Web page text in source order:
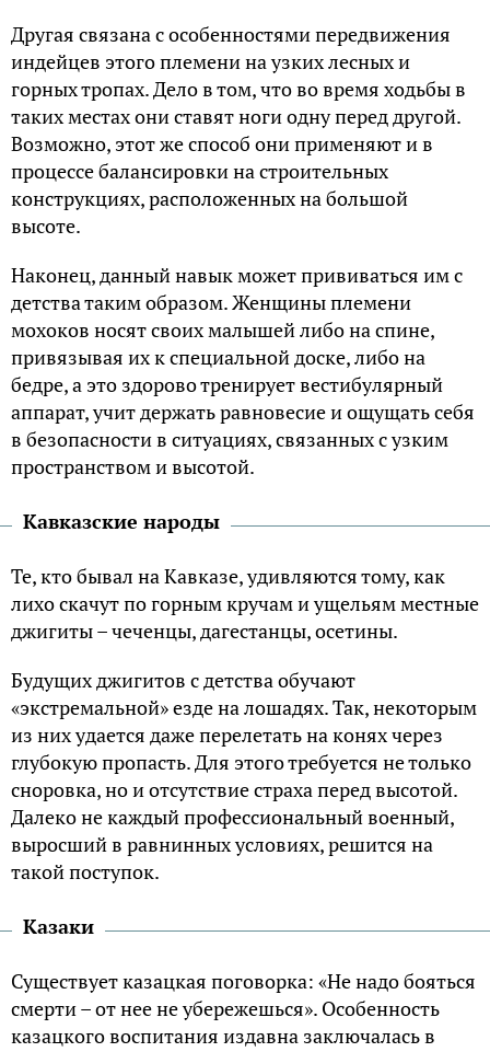
Другая связана с особенностями передвижения
индейцев этого племени на узких лесных и
горных тропах. Дело в том, что во время ходьбы в
таких местах они ставят ноги одну перед другой.
Возможно, этот же способ они применяют и в
процессе балансировки на строительных
конструкциях, расположенных на большой
высоте.
Наконец, данный навык может прививаться им с
детства таким образом. Женщины племени
мохоков носят своих малышей либо на спине,
привязывая их к специальной доске, либо на
бедре, а это здорово тренирует вестибулярный
аппарат, учит держать равновесие и ощущать себя
в безопасности в ситуациях, связанных с узким
пространством и высотой.
Кавказские народы
Те, кто бывал на Кавказе, удивляются тому, как
лихо скачут по горным кручам и ущельям местные
джигиты – чеченцы, дагестанцы, осетины.
Будущих джигитов с детства обучают
«экстремальной» езде на лошадях. Так, некоторым
из них удается даже перелетать на конях через
глубокую пропасть. Для этого требуется не только
сноровка, но и отсутствие страха перед высотой.
Далеко не каждый профессиональный военный,
выросший в равнинных условиях, решится на
такой поступок.
Казаки
Существует казацкая поговорка: «Не надо бояться
смерти – от нее не убережешься». Особенность
казацкого воспитания издавна заключалась в